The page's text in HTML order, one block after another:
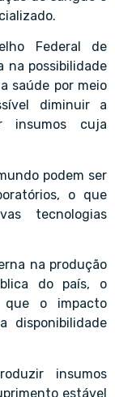
Federal de
na possibilidade
saúde por meio
diminuir a
insumos cuja
podem ser
o que
tecnologias
na produção
do país, o
que o impacto
disponibilidade
insumos
estável